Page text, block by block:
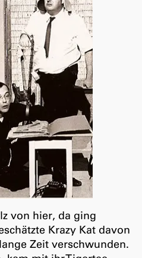
von hier, da ging
Krazy Kat davon
Zeit verschwunden.